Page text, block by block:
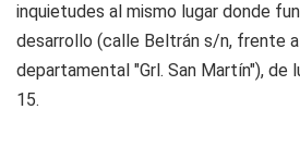
inquietudes al mismo lugar donde
desarrollo (calle Beltrán s/n, frente
departamental "Grl. San Martín"), de
15.